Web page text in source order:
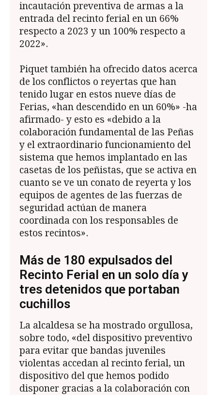
incautación preventiva de armas a la
entrada del recinto ferial en un 66%
respecto a 2023 y un 100% respecto a
2022».
Piquet también ha ofrecido datos acerca
de los conflictos o reyertas que han
tenido lugar en estos nueve días de
Ferias, «han descendido en un 60%» -ha
afirmado- y esto es «debido a la
colaboración fundamental de las Peñas
y el extraordinario funcionamiento del
sistema que hemos implantado en las
casetas de los peñistas, que se activa en
cuanto se ve un conato de reyerta y los
equipos de agentes de las fuerzas de
seguridad actúan de manera
coordinada con los responsables de
estos recintos».
Más de 180 expulsados del
Recinto Ferial en un solo día y
tres detenidos que portaban
cuchillos
La alcaldesa se ha mostrado orgullosa,
sobre todo, «del dispositivo preventivo
para evitar que bandas juveniles
violentas accedan al recinto ferial, un
dispositivo del que hemos podido
disponer gracias a la colaboración con